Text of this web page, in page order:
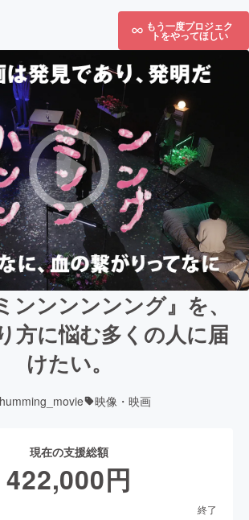
もう一度プロジェク
トをやってほしい
ンンンンンング』を、
方に悩む多くの人に届
けたい。
humming_movie 映像・映画
現在の支援総額
422,000円
終了